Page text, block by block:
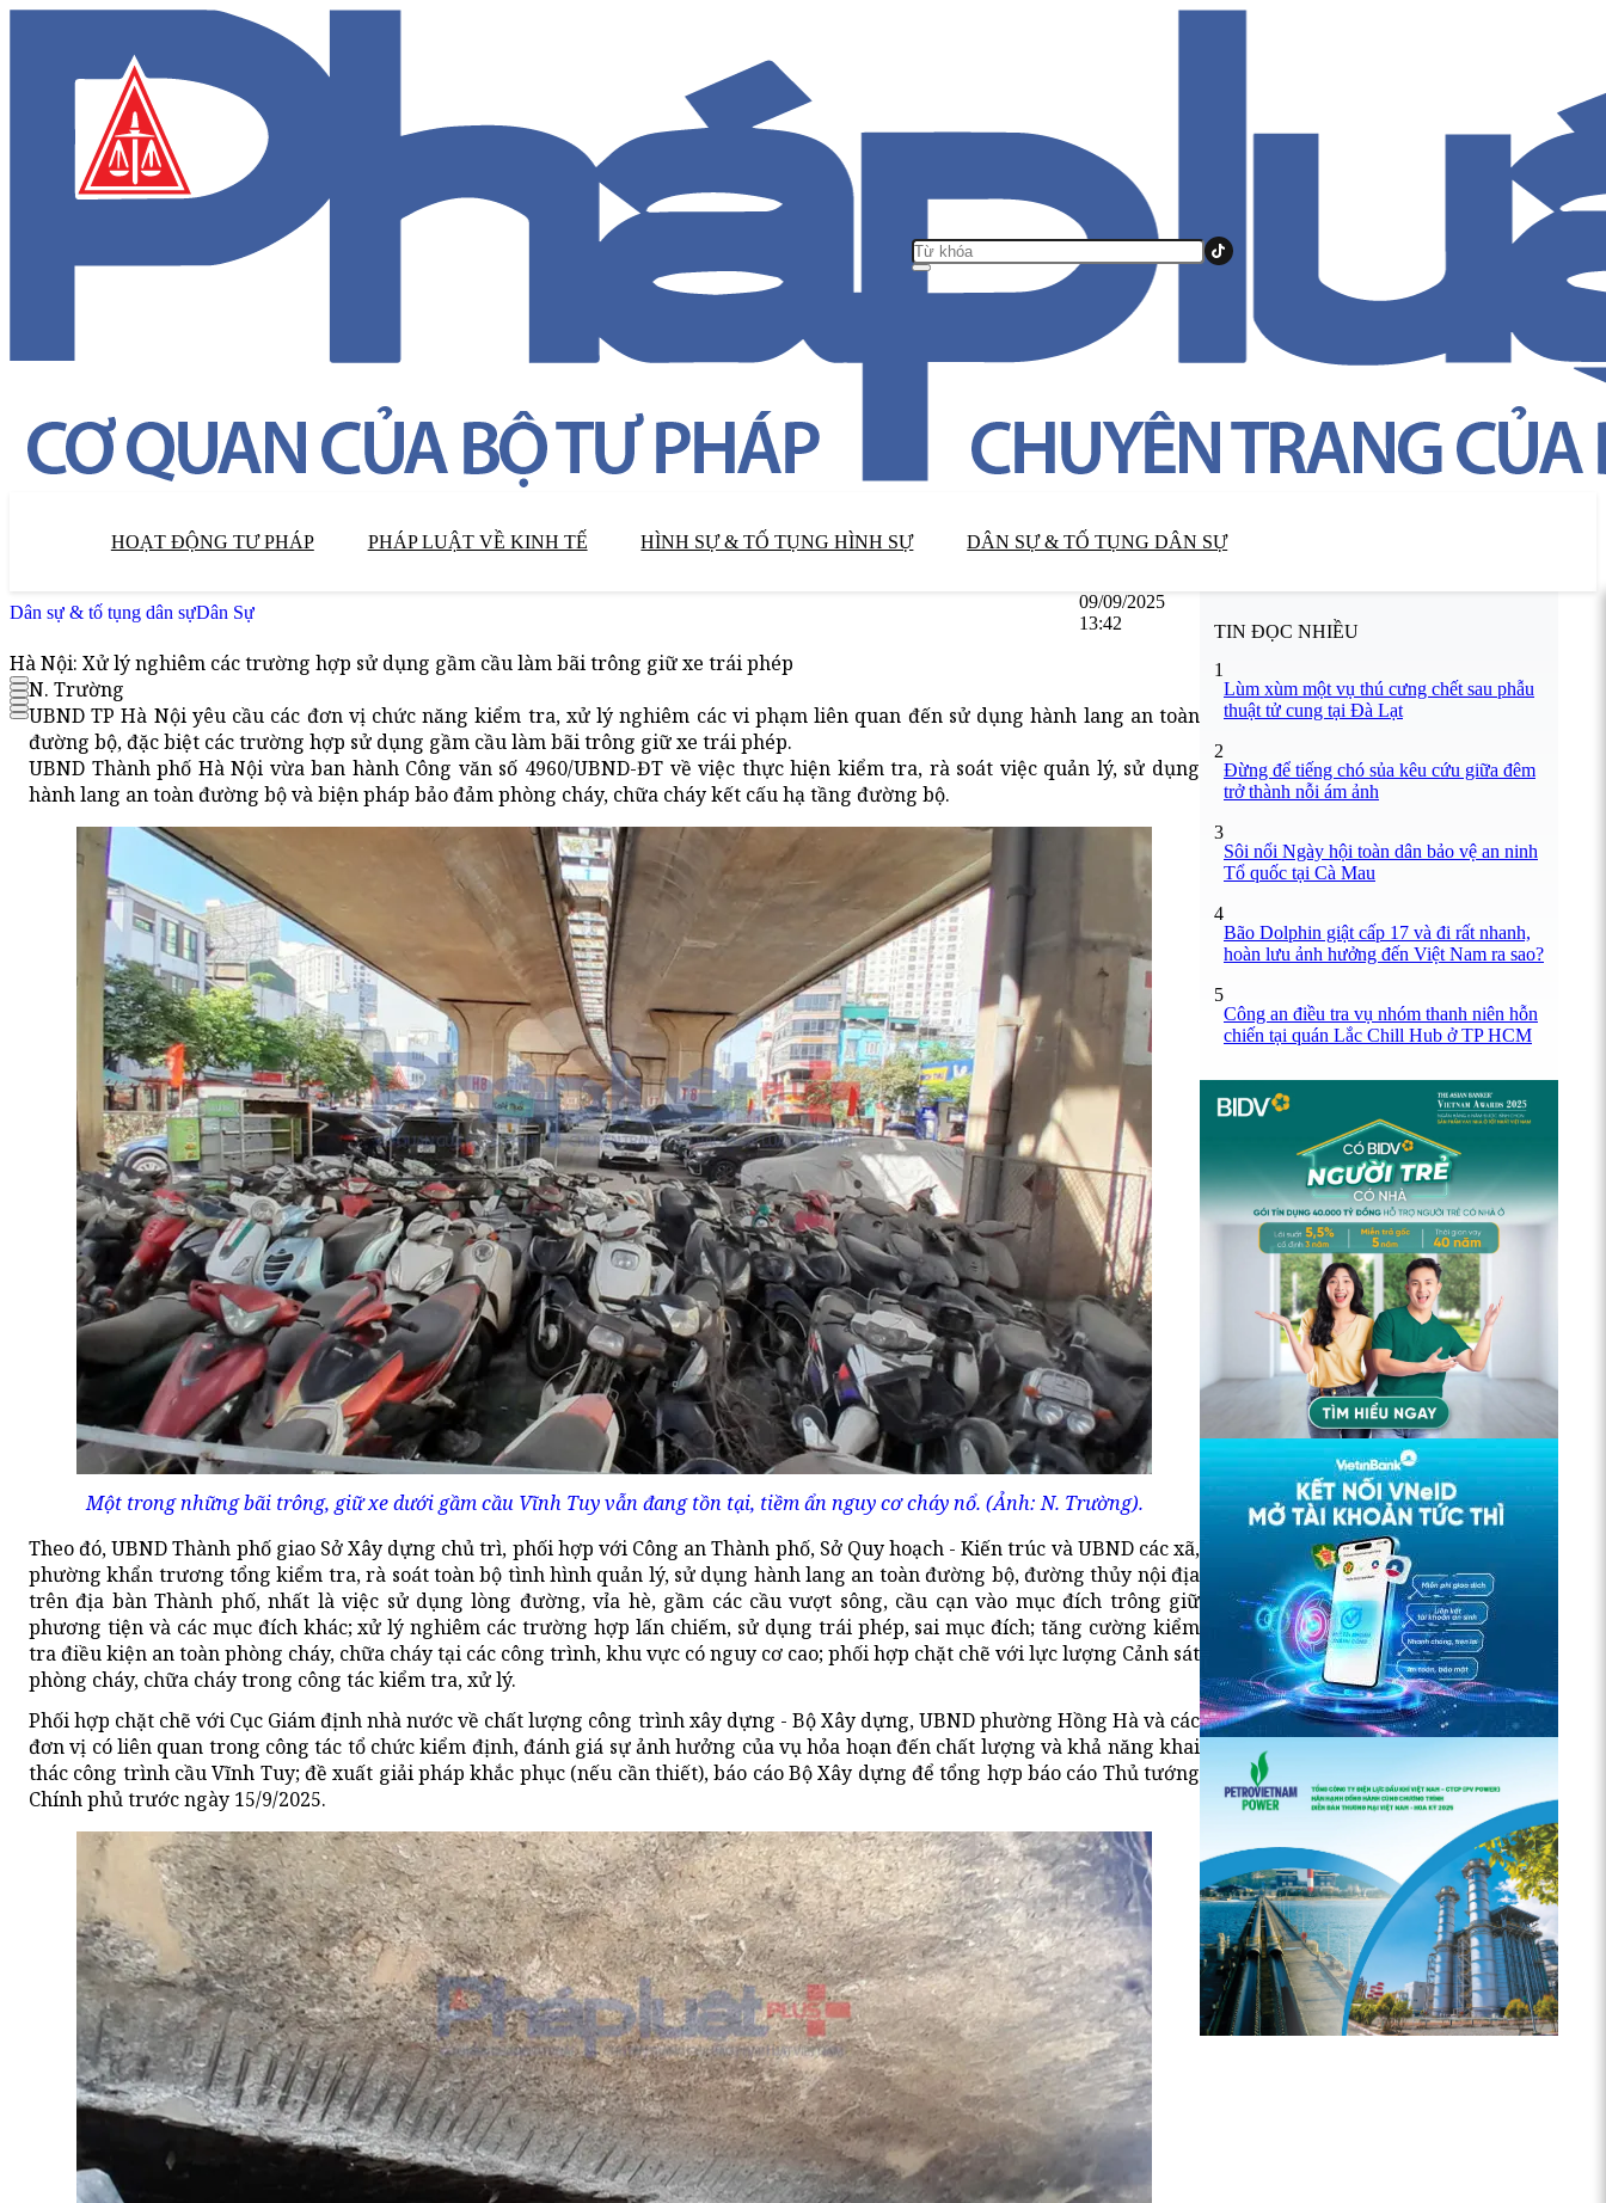
HOẠT ĐỘNG TƯ PHÁP PHÁP LUẬT VỀ KINH TẾ HÌNH SỰ & TỐ TỤNG HÌNH SỰ DÂN SỰ & TỐ TỤNG DÂN SỰ
Dân sự & tố tụng dân sựDân Sự
09/09/2025
13:42
Hà Nội: Xử lý nghiêm các trường hợp sử dụng gầm cầu làm bãi trông giữ xe trái phép
N. Trường
UBND TP Hà Nội yêu cầu các đơn vị chức năng kiểm tra, xử lý nghiêm các vi phạm liên quan đến sử dụng hành lang an toàn
đường bộ, đặc biệt các trường hợp sử dụng gầm cầu làm bãi trông giữ xe trái phép.
UBND Thành phố Hà Nội vừa ban hành Công văn số 4960/UBND-ĐT về việc thực hiện kiểm tra, rà soát việc quản lý, sử dụng
hành lang an toàn đường bộ và biện pháp bảo đảm phòng cháy, chữa cháy kết cấu hạ tầng đường bộ.
Một trong những bãi trông, giữ xe dưới gầm cầu Vĩnh Tuy vẫn đang tồn tại, tiềm ẩn nguy cơ cháy nổ. (Ảnh: N. Trường).
Theo đó, UBND Thành phố giao Sở Xây dựng chủ trì, phối hợp với Công an Thành phố, Sở Quy hoạch - Kiến trúc và UBND các xã,
phường khẩn trương tổng kiểm tra, rà soát toàn bộ tình hình quản lý, sử dụng hành lang an toàn đường bộ, đường thủy nội địa
trên địa bàn Thành phố, nhất là việc sử dụng lòng đường, vỉa hè, gầm các cầu vượt sông, cầu cạn vào mục đích trông giữ
phương tiện và các mục đích khác; xử lý nghiêm các trường hợp lấn chiếm, sử dụng trái phép, sai mục đích; tăng cường kiểm
tra điều kiện an toàn phòng cháy, chữa cháy tại các công trình, khu vực có nguy cơ cao; phối hợp chặt chẽ với lực lượng Cảnh sát
phòng cháy, chữa cháy trong công tác kiểm tra, xử lý.
Phối hợp chặt chẽ với Cục Giám định nhà nước về chất lượng công trình xây dựng - Bộ Xây dựng, UBND phường Hồng Hà và các
đơn vị có liên quan trong công tác tổ chức kiểm định, đánh giá sự ảnh hưởng của vụ hỏa hoạn đến chất lượng và khả năng khai
thác công trình cầu Vĩnh Tuy; đề xuất giải pháp khắc phục (nếu cần thiết), báo cáo Bộ Xây dựng để tổng hợp báo cáo Thủ tướng
Chính phủ trước ngày 15/9/2025.
TIN ĐỌC NHIỀU
1
Lùm xùm một vụ thú cưng chết sau phẫu
thuật tử cung tại Đà Lạt
2
Đừng để tiếng chó sủa kêu cứu giữa đêm
trở thành nỗi ám ảnh
3
Sôi nổi Ngày hội toàn dân bảo vệ an ninh
Tổ quốc tại Cà Mau
4
Bão Dolphin giật cấp 17 và đi rất nhanh,
hoàn lưu ảnh hưởng đến Việt Nam ra sao?
5
Công an điều tra vụ nhóm thanh niên hỗn
chiến tại quán Lắc Chill Hub ở TP HCM